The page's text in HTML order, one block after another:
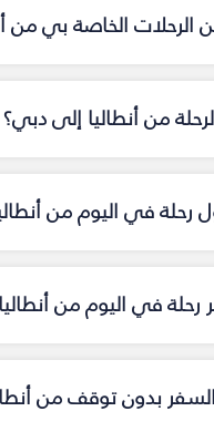
الخاصة بي من
من أنطاليا إلى دبي؟
رحلة في اليوم من
رحلة في اليوم من
بدون توقف من